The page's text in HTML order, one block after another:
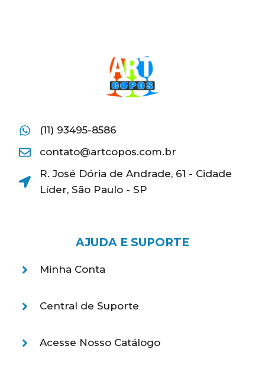
(11) 93495-8586
contato@artcopos.com.br
R. José Dória de Andrade, 61 - Cidade
Líder, São Paulo - SP
AJUDA E SUPORTE
Minha Conta
Central de Suporte
Acesse Nosso Catálogo